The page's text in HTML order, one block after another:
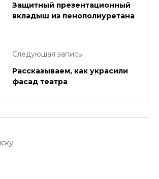
Защитный презентационный
вкладыш из пенополиуретана
Следующая запись
Рассказываем, как украсили
фасад театра